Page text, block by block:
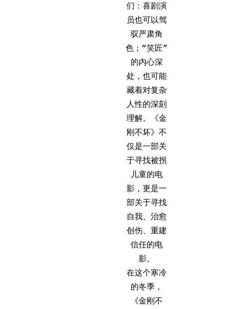
们：喜剧演
员也可以驾
驭严肃角
色；“笑匠”
的内心深
处，也可能
藏着对复杂
人性的深刻
理解。《金
刚不坏》不
仅是一部关
于寻找被拐
儿童的电
影，更是一
部关于寻找
自我、治愈
创伤、重建
信任的电
影。
在这个寒冷
的冬季，
《金刚不